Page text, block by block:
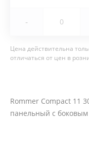
-
Цена действительна
отличаться от цен в
Rommer Compact 11
панельный с